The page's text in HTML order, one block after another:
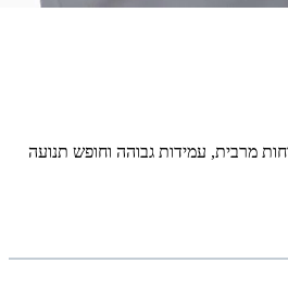
מרבית, עמידות גבוהה וחופש תנועה